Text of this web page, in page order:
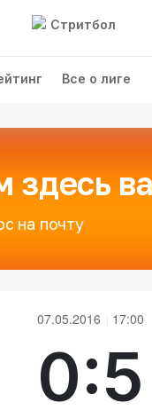
Стритбол
Все о лиге
здесь
на почту
07.05.2016 17:00
0:5